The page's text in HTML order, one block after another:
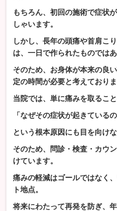
もちろん、初回の施術で症状
しゃいます。
しかし、長年の頭痛や首肩こ
は、一日で作られたものではあ
そのため、お身体が本来の良
定の時間が必要と考えておりま
当院では、単に痛みを取ること
「なぜその症状が起きているの
という根本原因にも目を向け
そのため、問診・検査・カウ
けています。
痛みの軽減はゴールではなく
ト地点。
将来にわたって再発を防ぎ、